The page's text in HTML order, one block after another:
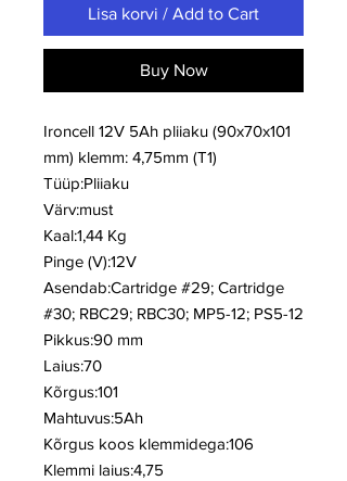
Lisa korvi / Add to Cart
Buy Now
Ironcell 12V 5Ah pliiaku (90x70x101
mm) klemm: 4,75mm (T1)
Tüüp:Pliiaku
Värv:must
Kaal:1,44 Kg
Pinge (V):12V
Asendab:Cartridge #29; Cartridge
#30; RBC29; RBC30; MP5-12; PS5-12
Pikkus:90 mm
Laius:70
Kõrgus:101
Mahtuvus:5Ah
Kõrgus koos klemmidega:106
Klemmi laius:4,75